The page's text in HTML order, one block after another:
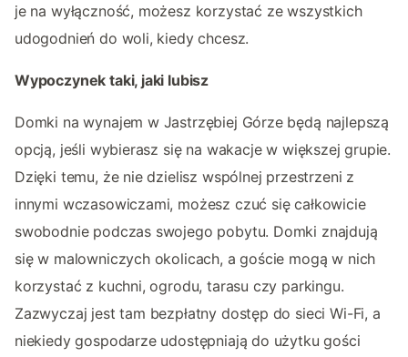
je na wyłączność, możesz korzystać ze wszystkich
udogodnień do woli, kiedy chcesz.
Wypoczynek taki, jaki lubisz
Domki na wynajem w Jastrzębiej Górze będą najlepszą
opcją, jeśli wybierasz się na wakacje w większej grupie.
Dzięki temu, że nie dzielisz wspólnej przestrzeni z
innymi wczasowiczami, możesz czuć się całkowicie
swobodnie podczas swojego pobytu. Domki znajdują
się w malowniczych okolicach, a goście mogą w nich
korzystać z kuchni, ogrodu, tarasu czy parkingu.
Zazwyczaj jest tam bezpłatny dostęp do sieci Wi-Fi, a
niekiedy gospodarze udostępniają do użytku gości